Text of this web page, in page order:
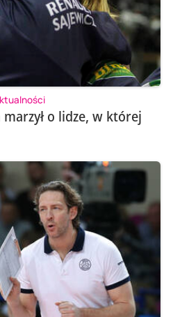
o lidze, w której